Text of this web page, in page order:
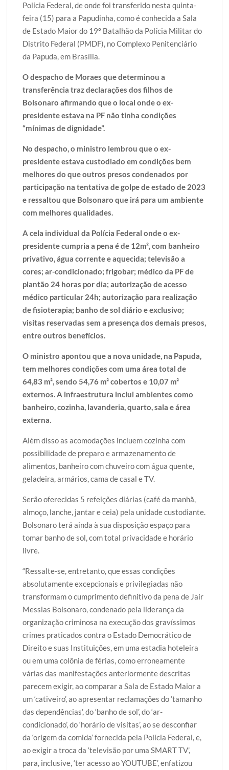
Polícia Federal, de onde foi transferido nesta quinta-
feira (15) para a Papudinha, como é conhecida a Sala
de Estado Maior do 19º Batalhão da Polícia Militar do
Distrito Federal (PMDF), no Complexo Penitenciário
da Papuda, em Brasília.
O despacho de Moraes que determinou a
transferência traz declarações dos filhos de
Bolsonaro afirmando que o local onde o ex-
presidente estava na PF não tinha condições
“mínimas de dignidade”.
No despacho, o ministro lembrou que o ex-
presidente estava custodiado em condições bem
melhores do que outros presos condenados por
participação na tentativa de golpe de estado de 2023
e ressaltou que Bolsonaro que irá para um ambiente
com melhores qualidades.
A cela individual da Polícia Federal onde o ex-
presidente cumpria a pena é de 12m², com banheiro
privativo, água corrente e aquecida; televisão a
cores; ar-condicionado; frigobar; médico da PF de
plantão 24 horas por dia; autorização de acesso
médico particular 24h; autorização para realização
de fisioterapia; banho de sol diário e exclusivo;
visitas reservadas sem a presença dos demais presos,
entre outros benefícios.
O ministro apontou que a nova unidade, na Papuda,
tem melhores condições com uma área total de
64,83 m², sendo 54,76 m² cobertos e 10,07 m²
externos. A infraestrutura inclui ambientes como
banheiro, cozinha, lavanderia, quarto, sala e área
externa.
Além disso as acomodações incluem cozinha com
possibilidade de preparo e armazenamento de
alimentos, banheiro com chuveiro com água quente,
geladeira, armários, cama de casal e TV.
Serão oferecidas 5 refeições diárias (café da manhã,
almoço, lanche, jantar e ceia) pela unidade custodiante.
Bolsonaro terá ainda à sua disposição espaço para
tomar banho de sol, com total privacidade e horário
livre.
“Ressalte-se, entretanto, que essas condições
absolutamente excepcionais e privilegiadas não
transformam o cumprimento definitivo da pena de Jair
Messias Bolsonaro, condenado pela liderança da
organização criminosa na execução dos gravíssimos
crimes praticados contra o Estado Democrático de
Direito e suas Instituições, em uma estadia hoteleira
ou em uma colônia de férias, como erroneamente
várias das manifestações anteriormente descritas
parecem exigir, ao comparar a Sala de Estado Maior a
um ‘cativeiro’, ao apresentar reclamações do ‘tamanho
das dependências’, do ‘banho de sol’, do ‘ar-
condicionado’, do ‘horário de visitas’, ao se desconfiar
da ‘origem da comida’ fornecida pela Polícia Federal, e,
ao exigir a troca da ‘televisão por uma SMART TV’,
para, inclusive, ‘ter acesso ao YOUTUBE’, enfatizou